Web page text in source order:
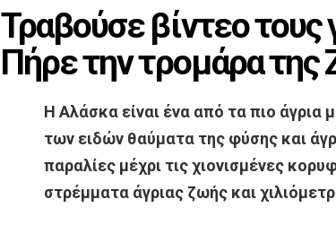
Τραβούσε βίντεο
Πήρε την τρομάρα
Η Αλάσκα είναι ένα από τα πιο άγρια
των ειδών θαύματα της φύσης και
παραλίες μέχρι τις χιονισμένες
στρέμματα άγριας ζωής και